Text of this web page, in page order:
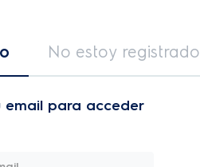
No estoy registrado
email para acceder